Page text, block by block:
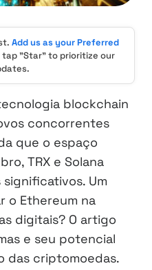
Add us as your Preferred
tap "Star" to prioritize our
blockchain
concorrentes
que o espaço
TRX e Solana
Um
o Ethereum na
digitais? O artigo
e seu potencial
das criptomoedas.